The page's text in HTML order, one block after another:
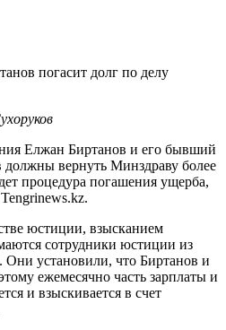
Елжан Биртанов и его бывший
вернуть Минздраву более
процедура погашения ущерба,
юстиции, взысканием
сотрудники юстиции из
Они установили, что Биртанов и
ежемесячно часть зарплаты и
и взыскивается в счет